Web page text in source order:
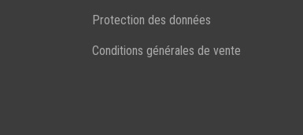
Protection des données
Conditions générales de vente